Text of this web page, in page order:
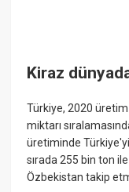
Kiraz
Türkiye, 2020 üretim
miktarı
üretiminde
sırada 255 bin ton
Özbekistan takip